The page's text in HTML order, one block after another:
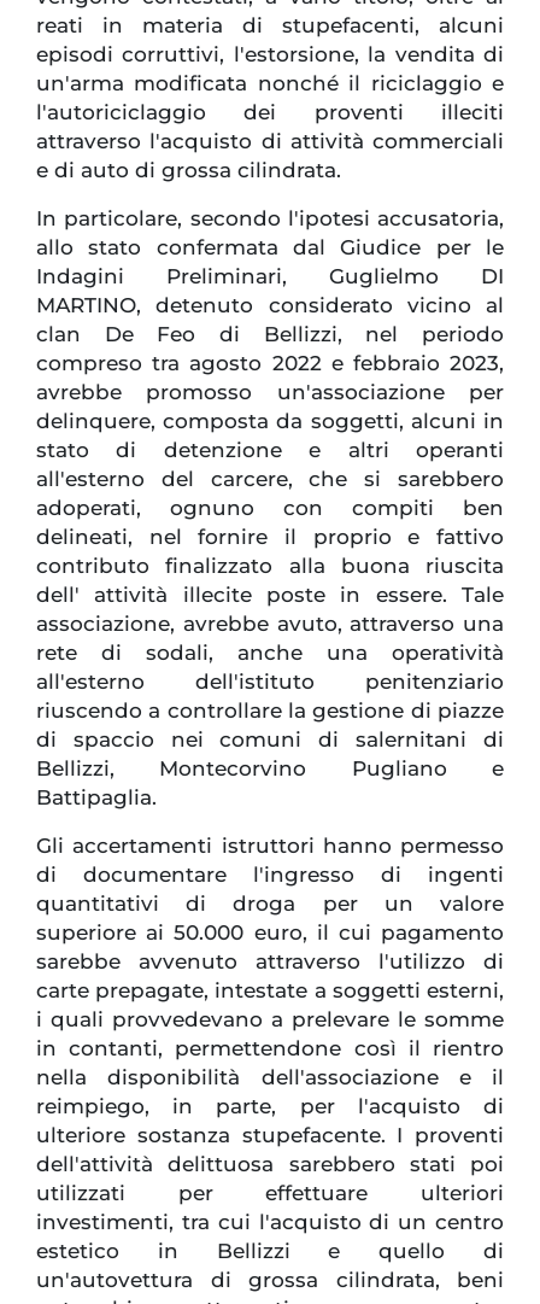
reati in materia di stupefacenti, alcuni
episodi corruttivi, l'estorsione, la vendita di
un'arma modificata nonché il riciclaggio e
l'autoriciclaggio dei proventi illeciti
attraverso l'acquisto di attività commerciali
e di auto di grossa cilindrata.
In particolare, secondo l'ipotesi accusatoria,
allo stato confermata dal Giudice per le
Indagini Preliminari, Guglielmo DI
MARTINO, detenuto considerato vicino al
clan De Feo di Bellizzi, nel periodo
compreso tra agosto 2022 e febbraio 2023,
avrebbe promosso un'associazione per
delinquere, composta da soggetti, alcuni in
stato di detenzione e altri operanti
all'esterno del carcere, che si sarebbero
adoperati, ognuno con compiti ben
delineati, nel fornire il proprio e fattivo
contributo finalizzato alla buona riuscita
dell' attività illecite poste in essere. Tale
associazione, avrebbe avuto, attraverso una
rete di sodali, anche una operatività
all'esterno dell'istituto penitenziario
riuscendo a controllare la gestione di piazze
di spaccio nei comuni di salernitani di
Bellizzi, Montecorvino Pugliano e
Battipaglia.
Gli accertamenti istruttori hanno permesso
di documentare l'ingresso di ingenti
quantitativi di droga per un valore
superiore ai 50.000 euro, il cui pagamento
sarebbe avvenuto attraverso l'utilizzo di
carte prepagate, intestate a soggetti esterni,
i quali provvedevano a prelevare le somme
in contanti, permettendone così il rientro
nella disponibilità dell'associazione e il
reimpiego, in parte, per l'acquisto di
ulteriore sostanza stupefacente. I proventi
dell'attività delittuosa sarebbero stati poi
utilizzati per effettuare ulteriori
investimenti, tra cui l'acquisto di un centro
estetico in Bellizzi e quello di
un'autovettura di grossa cilindrata, beni